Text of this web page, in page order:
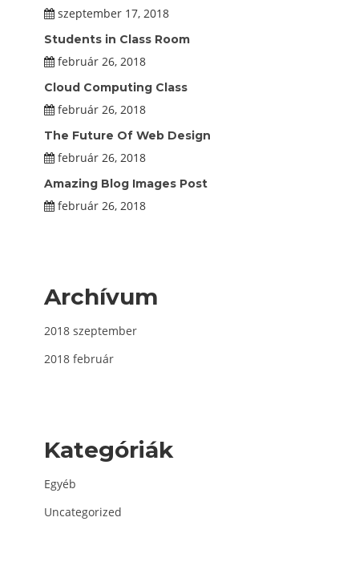
szeptember 17, 2018
Students in Class Room
február 26, 2018
Cloud Computing Class
február 26, 2018
The Future Of Web Design
február 26, 2018
Amazing Blog Images Post
február 26, 2018
Archívum
2018 szeptember
2018 február
Kategóriák
Egyéb
Uncategorized